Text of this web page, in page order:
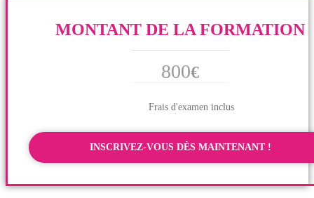
MONTANT DE LA FORMATION
800€
Frais d'examen inclus
INSCRIVEZ-VOUS DÈS MAINTENANT !